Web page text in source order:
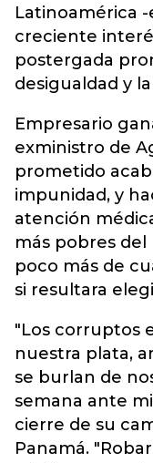
Latinoamérica
creciente
postergada
desigualdad y
Empresario
exministro de
prometido
impunidad, y
atención
más pobres
poco más de
si resultara
"Los corruptos
nuestra plata,
se burlan de
semana ante
cierre de su
Panamá.